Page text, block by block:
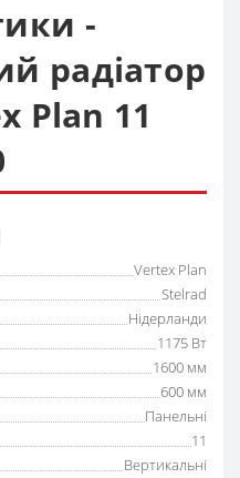
-
радіатор
Plan 11
Vertex Plan
Stelrad
Нідерланди
1175 Вт
1600 мм
600 мм
Панельні
11
Вертикальні